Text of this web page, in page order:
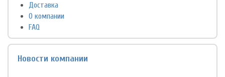
Доставка
О компании
FAQ
Новости компании